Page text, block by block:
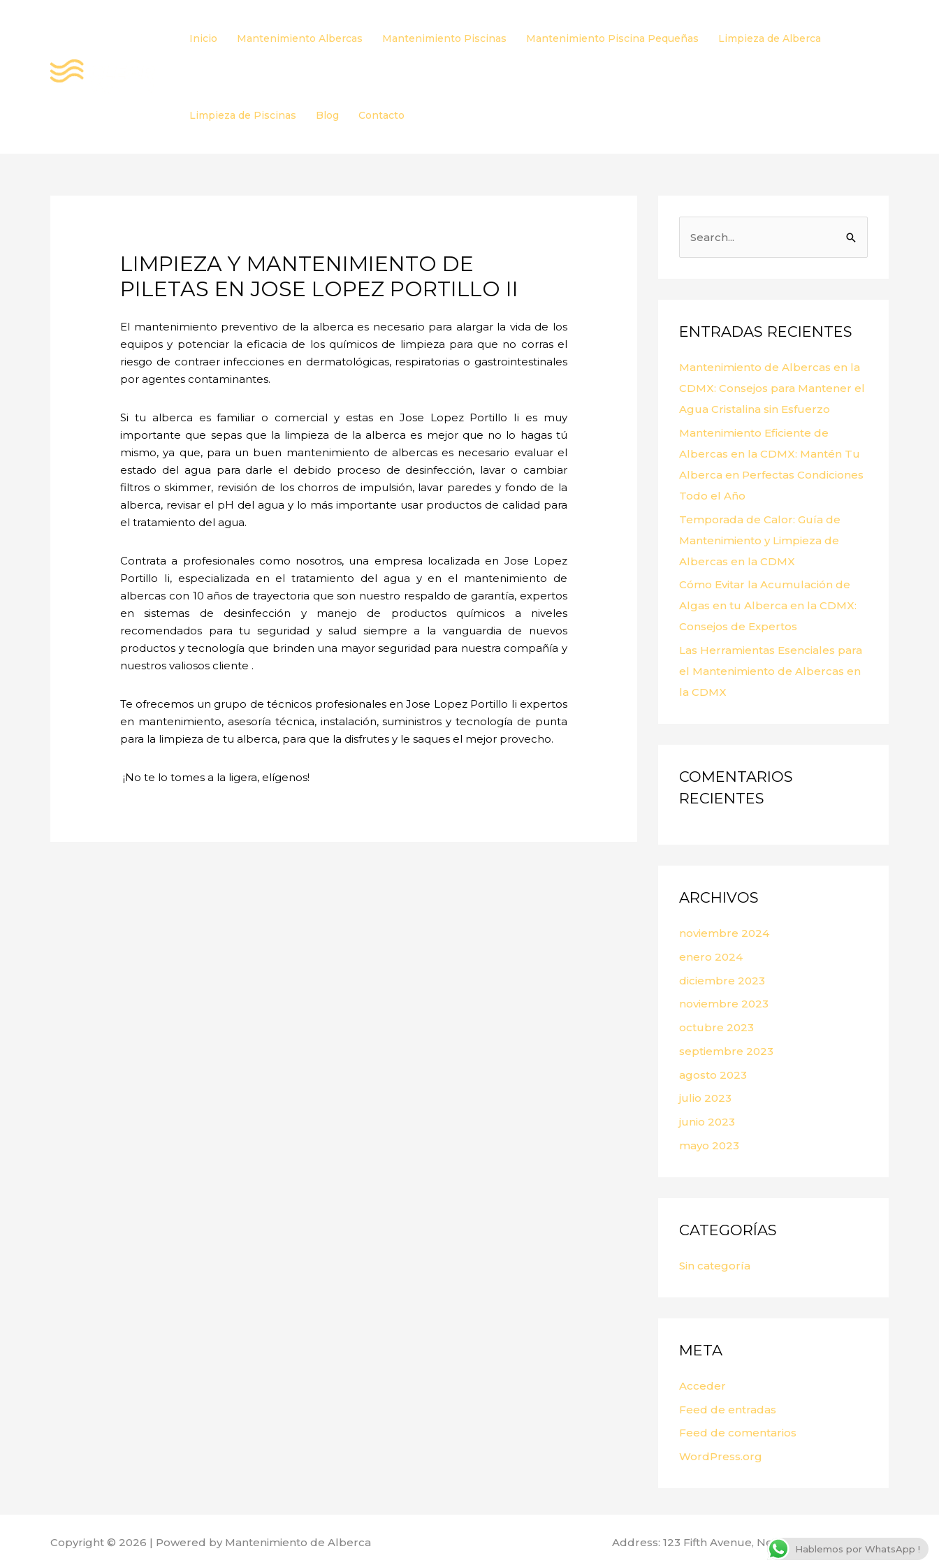
Inicio Mantenimiento Albercas Mantenimiento Piscinas Mantenimiento Piscina Pequeñas Limpieza de Alberca
Limpieza de Piscinas Blog Contacto
LIMPIEZA Y MANTENIMIENTO DE
PILETAS EN JOSE LOPEZ PORTILLO II
El mantenimiento preventivo de la alberca es necesario para alargar la vida de los
equipos y potenciar la eficacia de los químicos de limpieza para que no corras el
riesgo de contraer infecciones en dermatológicas, respiratorias o gastrointestinales
por agentes contaminantes.
Si tu alberca es familiar o comercial y estas en Jose Lopez Portillo Ii es muy
importante que sepas que la limpieza de la alberca es mejor que no lo hagas tú
mismo, ya que, para un buen mantenimiento de albercas es necesario evaluar el
estado del agua para darle el debido proceso de desinfección, lavar o cambiar
filtros o skimmer, revisión de los chorros de impulsión, lavar paredes y fondo de la
alberca, revisar el pH del agua y lo más importante usar productos de calidad para
el tratamiento del agua.
Contrata a profesionales como nosotros, una empresa localizada en Jose Lopez
Portillo Ii, especializada en el tratamiento del agua y en el mantenimiento de
albercas con 10 años de trayectoria que son nuestro respaldo de garantía, expertos
en sistemas de desinfección y manejo de productos químicos a niveles
recomendados para tu seguridad y salud siempre a la vanguardia de nuevos
productos y tecnología que brinden una mayor seguridad para nuestra compañía y
nuestros valiosos cliente .
Te ofrecemos un grupo de técnicos profesionales en Jose Lopez Portillo Ii expertos
en mantenimiento, asesoría técnica, instalación, suministros y tecnología de punta
para la limpieza de tu alberca, para que la disfrutes y le saques el mejor provecho.
¡No te lo tomes a la ligera, elígenos!
r
o
r
:
ENTRADAS RECIENTES
Mantenimiento de Albercas en la
CDMX: Consejos para Mantener el
Agua Cristalina sin Esfuerzo
Mantenimiento Eficiente de
Albercas en la CDMX: Mantén Tu
Alberca en Perfectas Condiciones
Todo el Año
Temporada de Calor: Guía de
Mantenimiento y Limpieza de
Albercas en la CDMX
Cómo Evitar la Acumulación de
Algas en tu Alberca en la CDMX:
Consejos de Expertos
Las Herramientas Esenciales para
el Mantenimiento de Albercas en
la CDMX
COMENTARIOS
RECIENTES
ARCHIVOS
noviembre 2024
enero 2024
diciembre 2023
noviembre 2023
octubre 2023
septiembre 2023
agosto 2023
julio 2023
junio 2023
mayo 2023
CATEGORÍAS
Sin categoría
META
Acceder
Feed de entradas
Feed de comentarios
WordPress.org
Copyright © 2026 | Powered by Mantenimiento de Alberca Address: 123 Fifth Avenue, New York, NY 10160, USA
Hablemos por WhatsApp !